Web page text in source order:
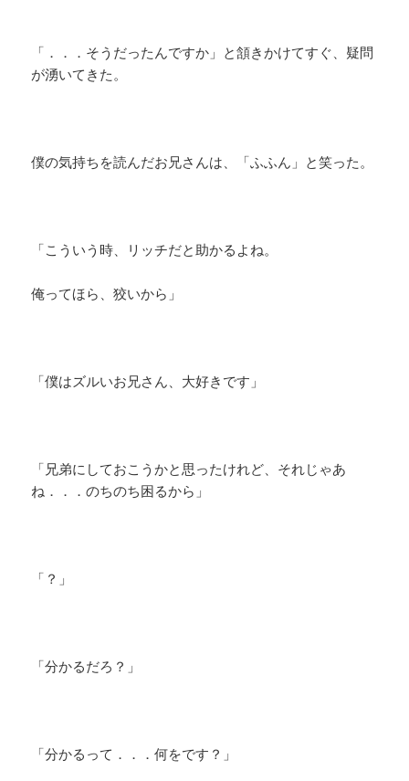
「．．．そうだったんですか」と頷きかけてすぐ、疑問
が湧いてきた。
僕の気持ちを読んだお兄さんは、「ふふん」と笑った。
「こういう時、リッチだと助かるよね。
俺ってほら、狡いから」
「僕はズルいお兄さん、大好きです」
「兄弟にしておこうかと思ったけれど、それじゃあ
ね．．．のちのち困るから」
「？」
「分かるだろ？」
「分かるって．．．何をです？」